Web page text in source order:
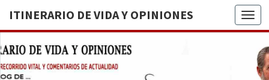
ITINERARIO DE VIDA Y OPINIONES